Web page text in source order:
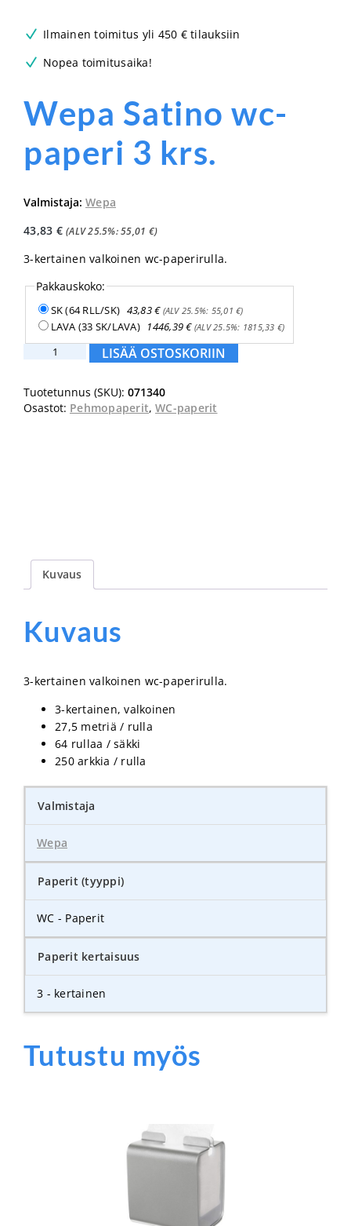
Ilmainen toimitus yli 450 € tilauksiin
Nopea toimitusaika!
Wepa Satino wc-
paperi 3 krs.
Valmistaja: Wepa
43,83 € (ALV 25.5%:55,01 €)
3-kertainen valkoinen wc-paperirulla.
Pakkauskoko:
SK (64 RLL/SK) 43,83€(ALV 25.5%: 55,01€)
LAVA (33 SK/LAVA) 1446,39€(ALV 25.5%: 1815,33 €)
paperi
3
LISÄÄ OSTOSKORIIN
Tuotetunnus (SKU): 071340
Osastot: Pehmopaperit, WC-paperit
Kuvaus
Kuvaus
3-kertainen valkoinen wc-paperirulla.
3-kertainen, valkoinen
27,5 metriä / rulla
64 rullaa / säkki
250 arkkia / rulla
Valmistaja
Wepa
Paperit (tyyppi)
WC - Paperit
Paperit kertaisuus
3 - kertainen
Tutustu myös